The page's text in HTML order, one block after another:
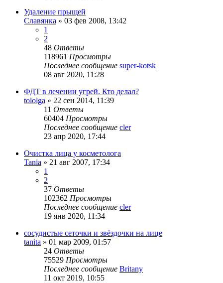
Удаление прыщей
Славянка » 03 фев 2008, 13:42
1
2
48 Ответы
118961 Просмотры
Последнее сообщение super-kotsk
08 авг 2020, 11:28
ФДТ в лечении угрей. Кто делал?
tololga » 22 сен 2014, 11:39
11 Ответы
60404 Просмотры
Последнее сообщение cler
23 апр 2020, 17:44
Очистка лица у косметолога
Tania » 21 авг 2007, 17:34
1
2
37 Ответы
102362 Просмотры
Последнее сообщение cler
19 янв 2020, 11:34
сосудистые сеточки и звёздочки на лице
tanita » 01 мар 2009, 01:57
24 Ответы
75529 Просмотры
Последнее сообщение Britany
11 окт 2019, 10:55